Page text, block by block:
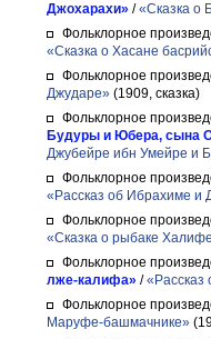
Джохарахи» /«Сказка о
Фольклорное
«Сказка о Хасане
Фольклорное
Джударе» (1909, сказка)
Фольклорное
Будуры и Юбера, сына
Джубейре ибн Умейре и
Фольклорное
«Рассказ об Ибрахиме и
Фольклорное
«Сказка о рыбаке
Фольклорное
лже-калифа» /
Фольклорное
Маруфе-башмачнике»